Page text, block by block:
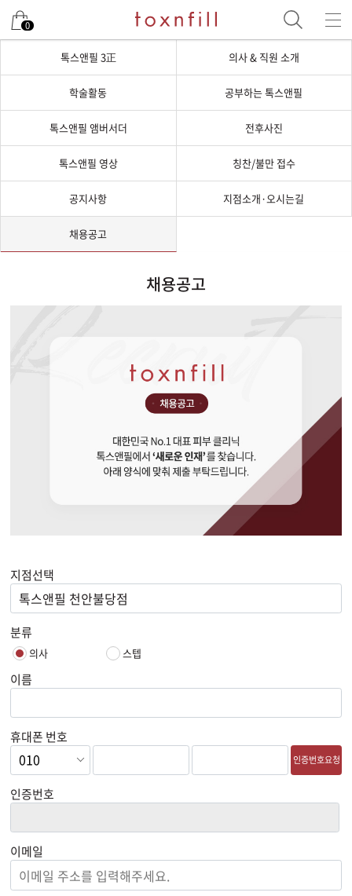
0
톡스앤필 3正 의사 & 직원 소개
학술활동 공부하는 톡스앤필
톡스앤필 앰버서더 전후사진
톡스앤필 영상 칭찬/불만 접수
공지사항 지점소개·오시는길
채용공고
채용공고
지점선택
톡스앤필 천안불당점
분류
의사 스텝
이름
휴대폰 번호
인증번호요청
인증번호
이메일